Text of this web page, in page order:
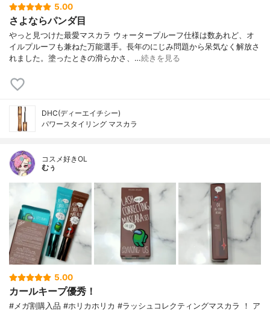
5.00
さよならパンダ目
やっと見つけた最愛マスカラ ウォータープルーフ仕様は数あれど、オ
イルプルーフも兼ねた万能選手。長年のにじみ問題から呆気なく解放さ
れました。塗ったときの滑らかさ、…続きを見る
DHC(ディーエイチシー)
パワースタイリング マスカラ
コスメ好きOL
むぅ
5.00
カールキープ優秀！
#メガ割購入品 #ホリカホリカ #ラッシュコレクティングマスカラ ！ ア